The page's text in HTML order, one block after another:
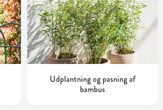
Udplantning og pasning af
bambus